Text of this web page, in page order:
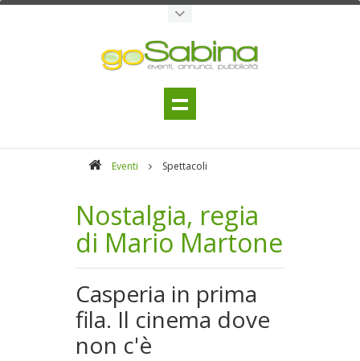
Eventi Spettacoli
Nostalgia, regia
di Mario Martone
Casperia in prima
fila. Il cinema dove
non c'è